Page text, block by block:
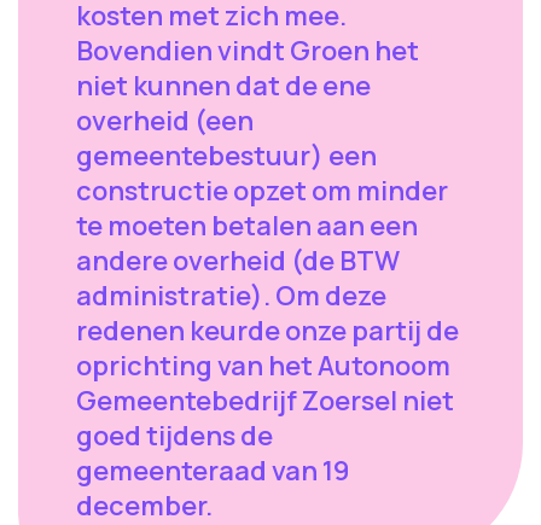
kosten met zich mee.
Bovendien vindt Groen het
niet kunnen dat de ene
overheid (een
gemeentebestuur) een
constructie opzet om minder
te moeten betalen aan een
andere overheid (de BTW
administratie). Om deze
redenen keurde onze partij de
oprichting van het Autonoom
Gemeentebedrijf Zoersel niet
goed tijdens de
gemeenteraad van 19
december.